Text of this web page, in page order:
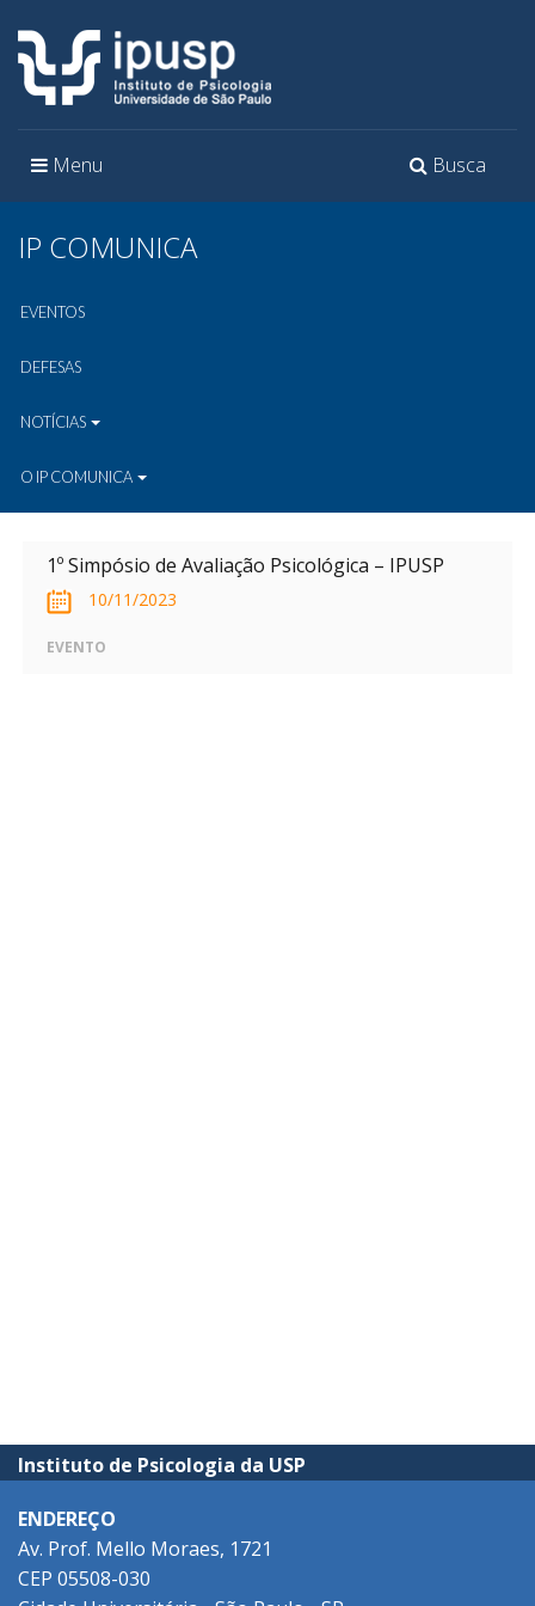
Toggle
Busca
Toggle
Menu
IP COMUNICA
EVENTOS
DEFESAS
NOTÍCIAS
O IP COMUNICA
1º Simpósio de Avaliação Psicológica – IPUSP
10/11/2023
EVENTO
Instituto de Psicologia da USP
ENDEREÇO
Av. Prof. Mello Moraes, 1721
CEP 05508-030